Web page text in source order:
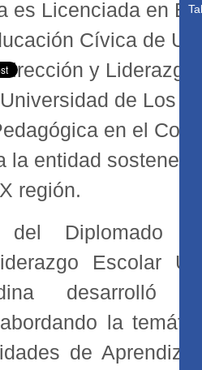
es Licenciada en
Cívica de
y
de Los
en el
la entidad
región.
del Diplomado
Escolar
desarrolló
la
de